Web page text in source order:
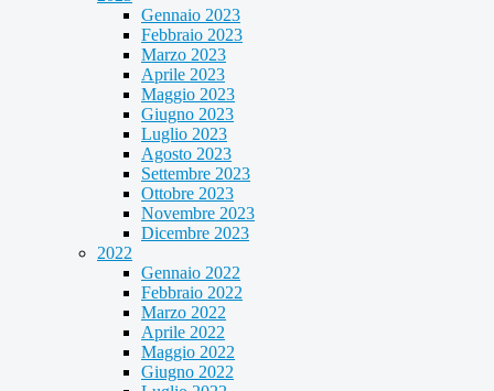
Gennaio 2023
Febbraio 2023
Marzo 2023
Aprile 2023
Maggio 2023
Giugno 2023
Luglio 2023
Agosto 2023
Settembre 2023
Ottobre 2023
Novembre 2023
Dicembre 2023
2022
Gennaio 2022
Febbraio 2022
Marzo 2022
Aprile 2022
Maggio 2022
Giugno 2022